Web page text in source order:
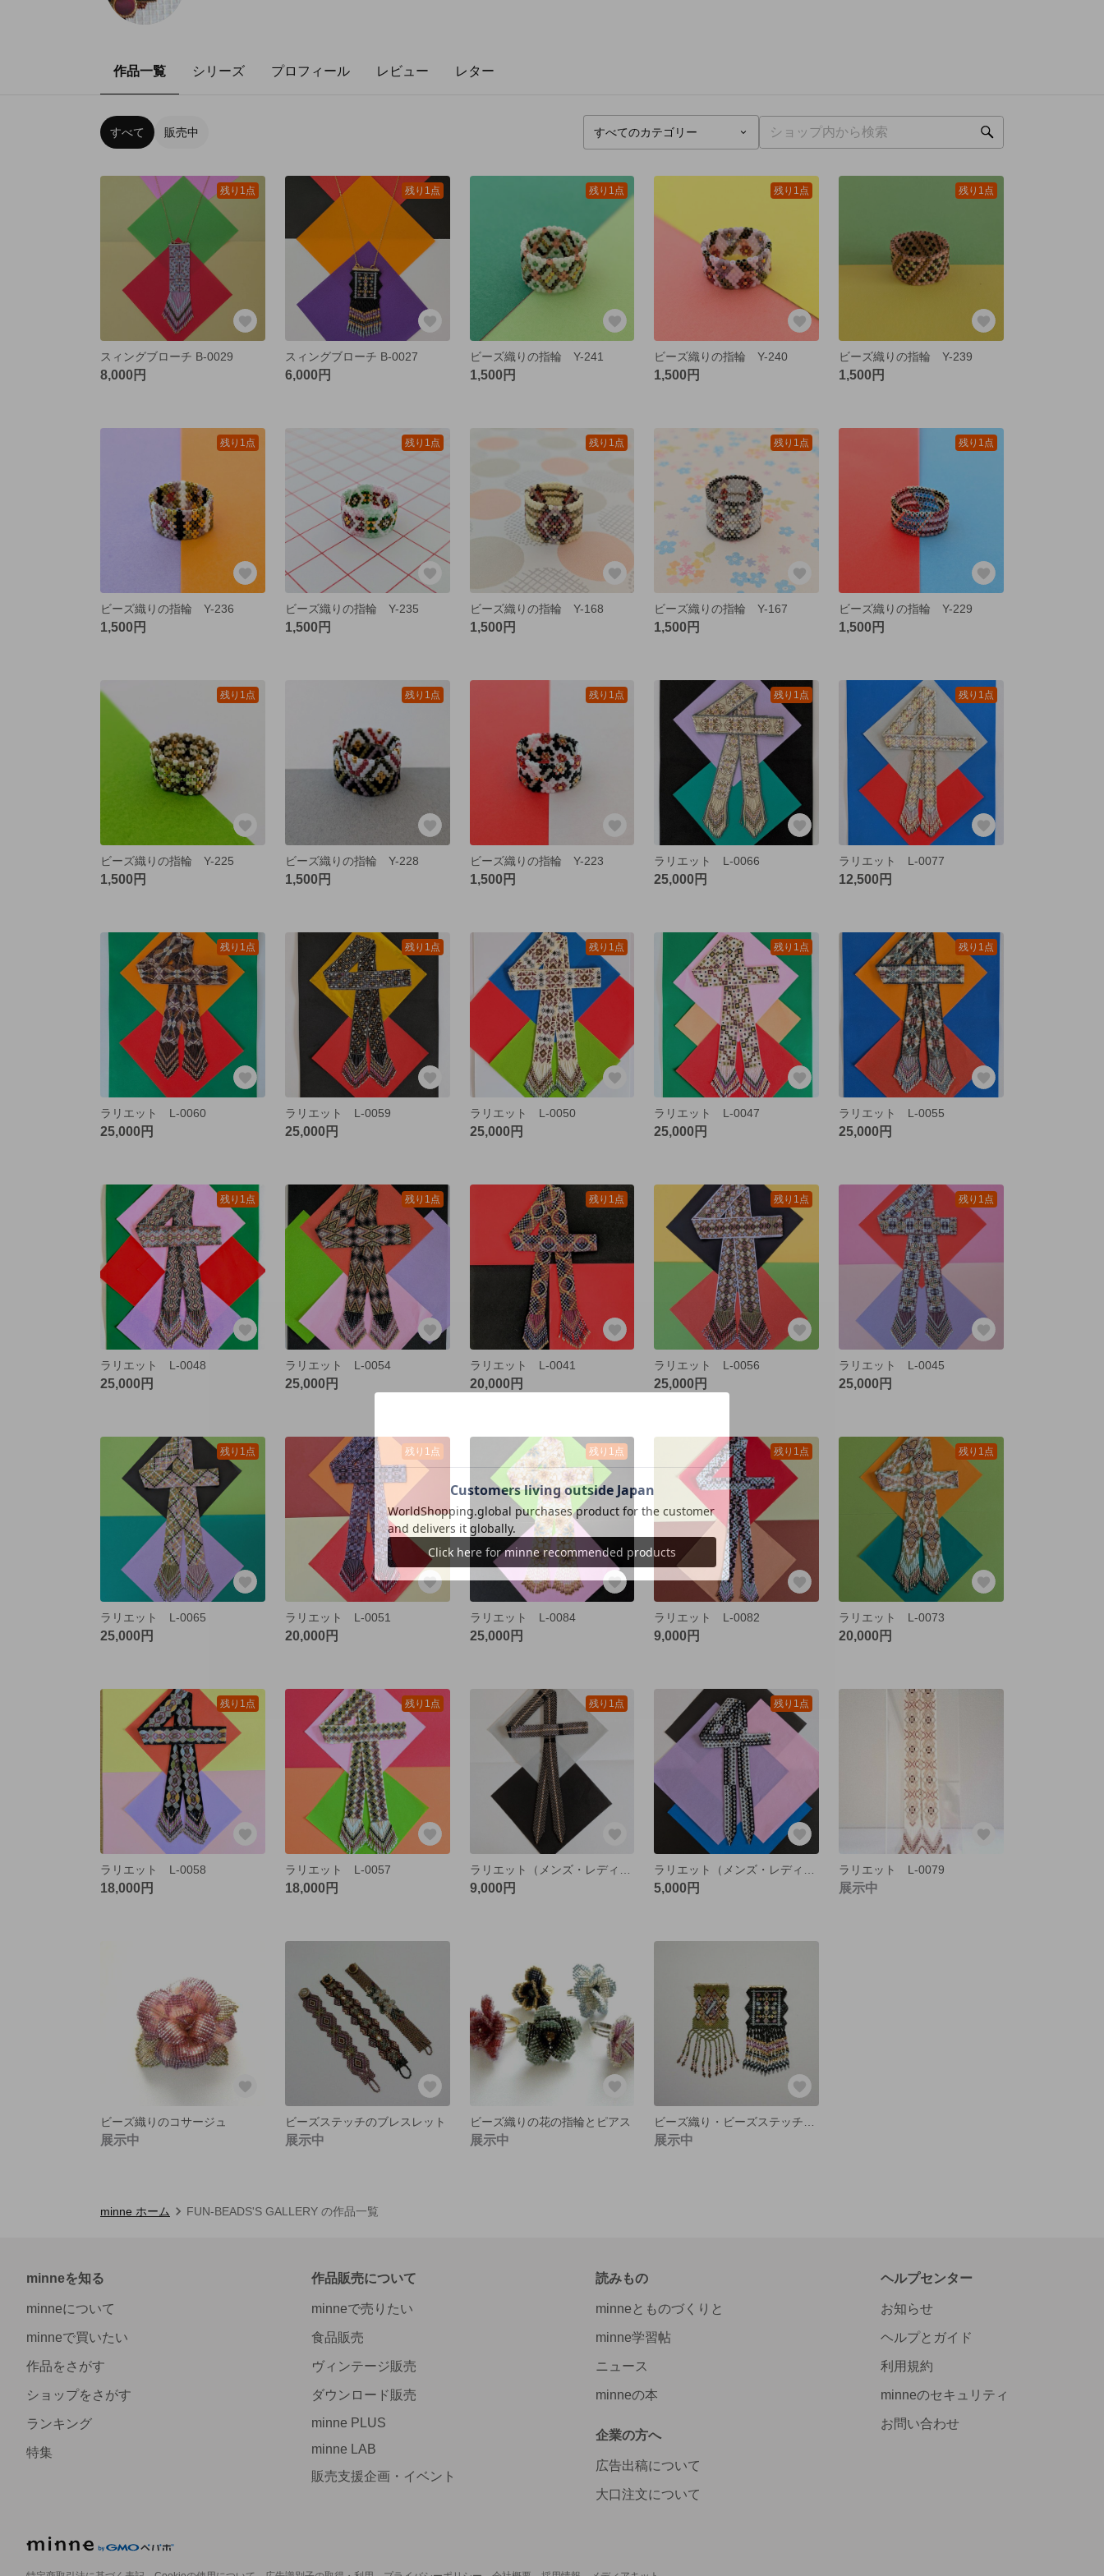
作品一覧 シリーズ プロフィール レビュー レター
すべて 販売中
残り1点
スィングブローチ B-0029
8,000円
残り1点
スィングブローチ B-0027
6,000円
残り1点
ビーズ織りの指輪 Y-241
1,500円
残り1点
ビーズ織りの指輪 Y-240
1,500円
残り1点
ビーズ織りの指輪 Y-239
1,500円
残り1点
ビーズ織りの指輪 Y-236
1,500円
残り1点
ビーズ織りの指輪 Y-235
1,500円
残り1点
ビーズ織りの指輪 Y-168
1,500円
残り1点
ビーズ織りの指輪 Y-167
1,500円
残り1点
ビーズ織りの指輪 Y-229
1,500円
残り1点
ビーズ織りの指輪 Y-225
1,500円
残り1点
ビーズ織りの指輪 Y-228
1,500円
残り1点
ビーズ織りの指輪 Y-223
1,500円
残り1点
ラリエット L-0066
25,000円
残り1点
ラリエット L-0077
12,500円
残り1点
ラリエット L-0060
25,000円
残り1点
ラリエット L-0059
25,000円
残り1点
ラリエット L-0050
25,000円
残り1点
ラリエット L-0047
25,000円
残り1点
ラリエット L-0055
25,000円
残り1点
ラリエット L-0048
25,000円
残り1点
ラリエット L-0054
25,000円
残り1点
ラリエット L-0041
20,000円
残り1点
ラリエット L-0056
25,000円
残り1点
ラリエット L-0045
25,000円
残り1点
ラリエット L-0065
25,000円
残り1点
ラリエット L-0051
20,000円
残り1点
ラリエット L-0084
25,000円
残り1点
ラリエット L-0082
9,000円
残り1点
ラリエット L-0073
20,000円
残り1点
ラリエット L-0058
18,000円
残り1点
ラリエット L-0057
18,000円
残り1点
9,000円
残り1点
5,000円
ラリエット L-0079
展示中
ビーズ織りのコサージュ
展示中
ビーズステッチのブレスレット
展示中
ビーズ織りの花の指輪とピアス
展示中 展示中
minne ホーム FUN-BEADS'S GALLERY の作品一覧
minneを知る
minneについて
minneで買いたい
作品をさがす
ショップをさがす
ランキング
特集
作品販売について
minneで売りたい
食品販売
ヴィンテージ販売
ダウンロード販売
minne PLUS
minne LAB
販売支援企画・イベント
読みもの
minneとものづくりと
minne学習帖
ニュース
minneの本
企業の方へ
広告出稿について
大口注文について
ヘルプセンター
お知らせ
ヘルプとガイド
利用規約
minneのセキュリティ
お問い合わせ